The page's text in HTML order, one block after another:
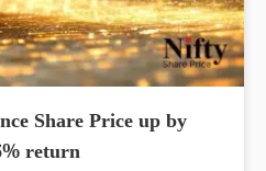
Share Price up by
return